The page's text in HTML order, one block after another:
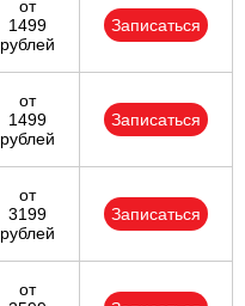
от
1499
рублей
Записаться
от
1499
рублей
Записаться
от
3199
рублей
Записаться
от